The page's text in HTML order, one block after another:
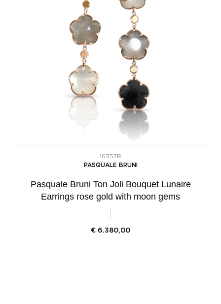
16357R
PASQUALE BRUNI
Pasquale Bruni Ton Joli Bouquet Lunaire
Earrings rose gold with moon gems
€ 6.380,00